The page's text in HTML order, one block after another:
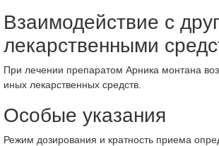
Взаимодействие с
лекарственными
При лечении препаратом Арника монтана
иных лекарственных средств.
Особые указания
Режим дозирования и кратность приема